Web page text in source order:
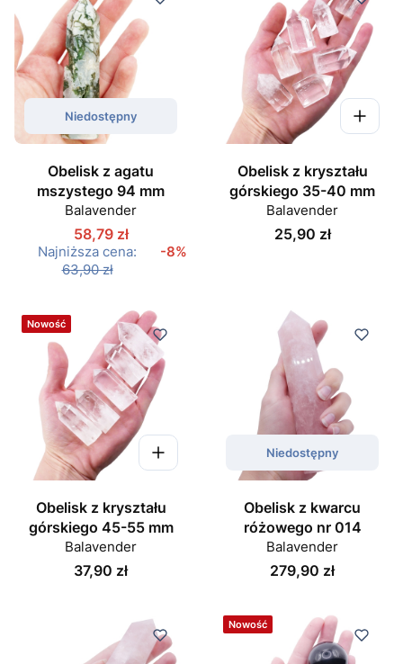
Niedostępny
Obelisk z agatu
mszystego 94 mm
Balavender
58,79 zł
Najniższa cena:
63,90 zł
-8%
Obelisk z kryształu
górskiego 35-40 mm
Balavender
Cena
25,90 zł
Nowość
Obelisk z kryształu
górskiego 45-55 mm
Balavender
Cena
37,90 zł
Niedostępny
Obelisk z kwarcu
różowego nr 014
Balavender
Cena
279,90 zł
Nowość